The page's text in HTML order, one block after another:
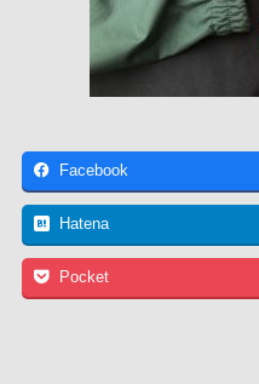
Facebook
Hatena
Pocket